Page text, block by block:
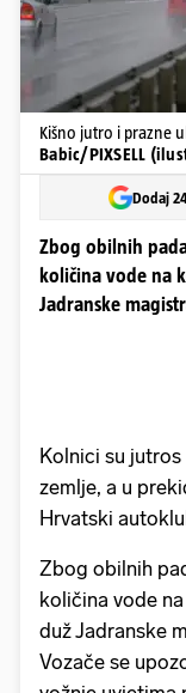
Kišno jutro i prazne
Babic/PIXSELL
Dodaj
Zbog obilnih
količina vode na
Jadranske
Kolnici su
zemlje, a u
Hrvatski
Zbog obilnih
količina vode
duž Jadranske
Vozače se